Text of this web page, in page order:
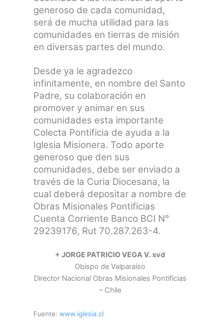
generoso de cada comunidad,
será de mucha utilidad para las
comunidades en tierras de misión
en diversas partes del mundo.
Desde ya le agradezco
infinitamente, en nombre del Santo
Padre, su colaboración en
promover y animar en sus
comunidades esta importante
Colecta Pontificia de ayuda a la
Iglesia Misionera. Todo aporte
generoso que den sus
comunidades, debe ser enviado a
través de la Curia Diocesana, la
cual deberá depositar a nombre de
Obras Misionales Pontificias
Cuenta Corriente Banco BCI N°
29239176, Rut 70.287.263-4.
+ JORGE PATRICIO VEGA V. svd
Obispo de Valparaíso
Director Nacional Obras Misionales Pontificias
– Chile
Fuente: www.iglesia.cl